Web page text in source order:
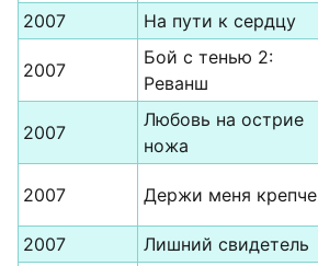
2007 На пути к сердцу
2007
Бой с тенью 2:
Реванш
2007
Любовь на острие
ножа
2007 Держи меня крепче
2007
Лишний свидетель